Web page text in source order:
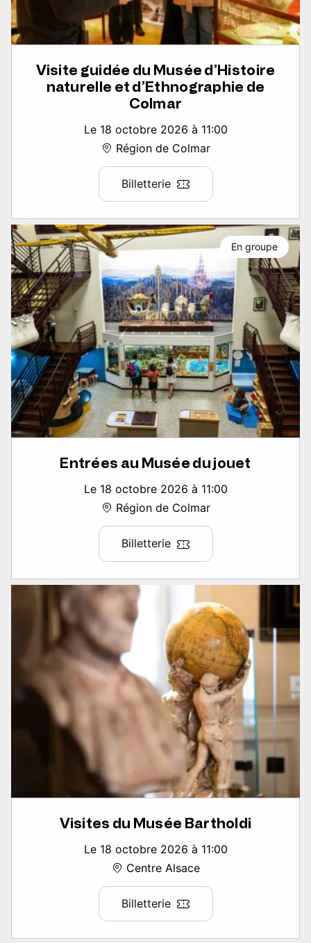
Visite guidée du Musée d’Histoire
naturelle et d’Ethnographie de
Colmar
Le 18 octobre 2026 à 11:00
Région de Colmar
Billetterie
Entrées au Musée du jouet
Le 18 octobre 2026 à 11:00
Région de Colmar
Billetterie
En groupe
Visites du Musée Bartholdi
Le 18 octobre 2026 à 11:00
Centre Alsace
Billetterie